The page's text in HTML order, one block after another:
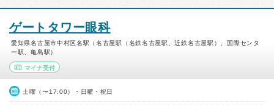
ゲートタワー眼科
愛知県名古屋市中村区名駅（名古屋駅（名鉄名古屋駅、近鉄名古屋駅）、国際センタ
ー駅、亀島駅）
マイナ受付
土曜（〜17:00）・日曜・祝日